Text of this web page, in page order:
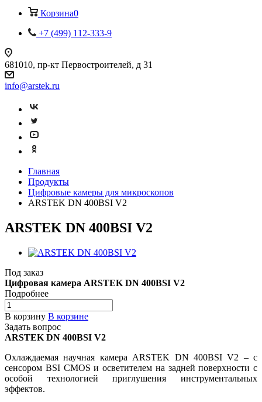
Корзина0
+7 (499) 112-333-9
681010, пр-кт Первостроителей, д 31
info@arstek.ru
Главная
Продукты
Цифровые камеры для микроскопов
ARSTEK DN 400BSI V2
ARSTEK DN 400BSI V2
Под заказ
Цифровая камера ARSTEK DN 400BSI V2
Подробнее
В корзину В корзине
Задать вопрос
ARSTEK DN 400BSI V2
Охлаждаемая научная камера ARSTEK DN 400BSI V2 – с
сенсором BSI CMOS и осветителем на задней поверхности с
особой технологией приглушения инструментальных
эффектов.